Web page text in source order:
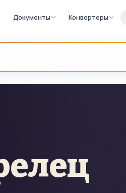
Документы Конвертеры